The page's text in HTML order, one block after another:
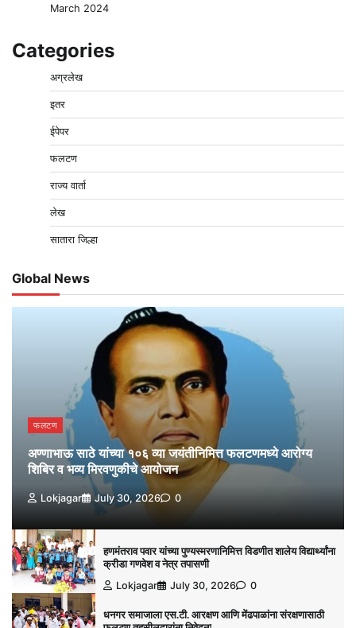
March 2024
Categories
अग्रलेख
इतर
ईपेपर
फलटण
राज्य वार्ता
लेख
सातारा जिल्हा
Global News
फलटण
अण्णाभाऊ साठे यांच्या १०६ व्या जयंतीनिमित्त फलटणमध्ये आरोग्य
शिबिर व भव्य मिरवणुकीचे आयोजन
Lokjagar July 30, 2026 0
हणमंतराव पवार यांच्या पुण्यस्मरणानिमित्त विडणीत शालेय विद्यार्थ्यांना
क्रीडा गणवेश व नेत्र तपासणी
Lokjagar
July 30, 2026 0
धनगर समाजाला एस.टी. आरक्षण आणि मेंढपाळांना संरक्षणासाठी